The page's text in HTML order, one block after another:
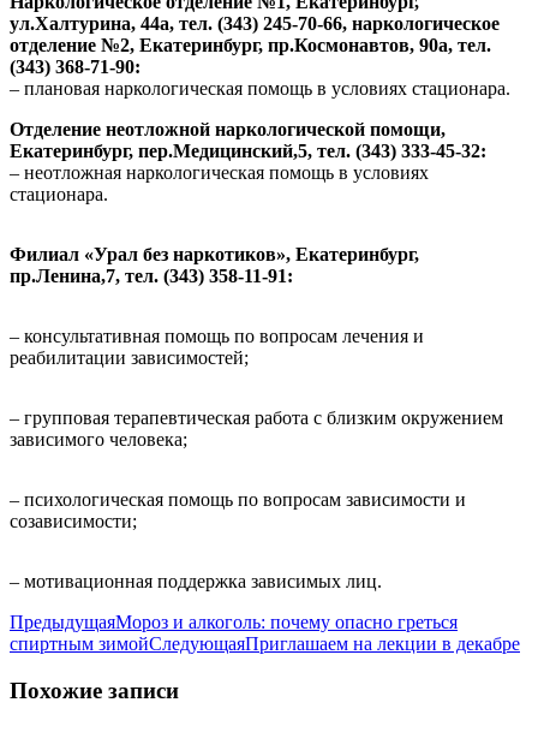
ул.Халтурина, 44а, тел. (343) 245-70-66, наркологическое
отделение №2, Екатеринбург, пр.Космонавтов, 90а, тел.
(343) 368-71-90:
– плановая наркологическая помощь в условиях стационара.
Отделение неотложной наркологической помощи,
Екатеринбург, пер.Медицинский,5, тел. (343) 333-45-32:
– неотложная наркологическая помощь в условиях
стационара.
Филиал «Урал без наркотиков», Екатеринбург,
пр.Ленина,7, тел. (343) 358-11-91:
– консультативная помощь по вопросам лечения и
реабилитации зависимостей;
– групповая терапевтическая работа с близким окружением
зависимого человека;
– психологическая помощь по вопросам зависимости и
созависимости;
– мотивационная поддержка зависимых лиц.
Навигация
по
записям
ПредыдущаяПредыдущая
запись:
Мороз и алкоголь: почему опасно греться
спиртным зимойСледующаяСледующая
Приглашаем на лекции в декабре
Похожие записи